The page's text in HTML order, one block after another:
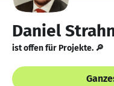
Daniel
ist offen für Projekte. 🔎